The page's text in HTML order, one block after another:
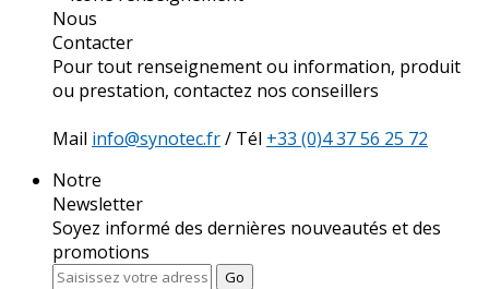
Nous
Contacter
Pour tout renseignement ou information, produit
ou prestation, contactez nos conseillers
Mail info@synotec.fr/ Tél +33 (0)4 37 56 25 72
Notre
Newsletter
Soyez informé des dernières nouveautés et des
promotions
Go